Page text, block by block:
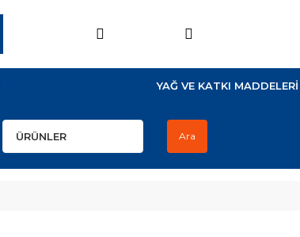
YAĞ VE KATKI MADDELERİ
Ara